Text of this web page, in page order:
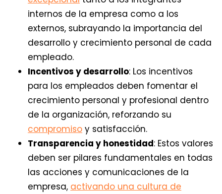
internos de la empresa como a los
externos, subrayando la importancia del
desarrollo y crecimiento personal de cada
empleado.
Incentivos y desarrollo: Los incentivos
para los empleados deben fomentar el
crecimiento personal y profesional dentro
de la organización, reforzando su
compromiso y satisfacción.
Transparencia y honestidad: Estos valores
deben ser pilares fundamentales en todas
las acciones y comunicaciones de la
empresa, activando una cultura de